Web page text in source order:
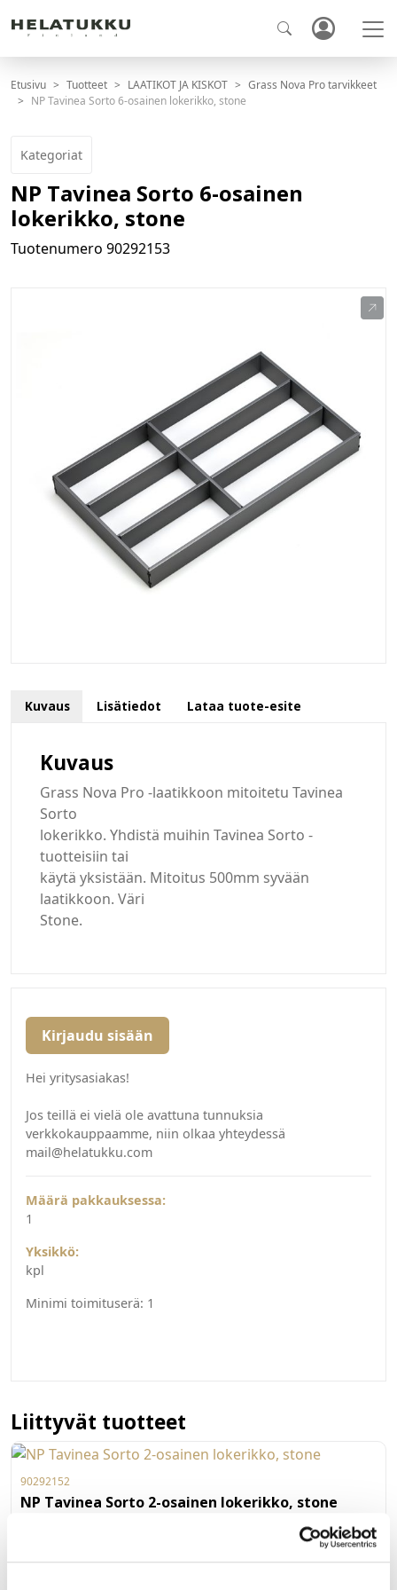
Etusivu Tuotteet LAATIKOT JA KISKOT
Grass Nova Pro tarvikkeet
NP Tavinea Sorto 6-osainen lokerikko, stone
Kategoriat
NP Tavinea Sorto 6-osainen
lokerikko, stone
Tuotenumero 90292153
Kuvaus Lisätiedot Lataa tuote-esite
Kuvaus
Grass Nova Pro -laatikkoon mitoitetu Tavinea
Sorto
lokerikko. Yhdistä muihin Tavinea Sorto -
tuotteisiin tai
käytä yksistään. Mitoitus 500mm syvään
laatikkoon. Väri
Stone.
Kirjaudu sisään
Hei yritysasiakas!
Jos teillä ei vielä ole avattuna tunnuksia
verkkokauppaamme, niin olkaa yhteydessä
mail@helatukku.com
Määrä pakkauksessa:
1
Yksikkö:
kpl
Minimi toimituserä: 1
Liittyvät tuotteet
90292152
NP Tavinea Sorto 2-osainen lokerikko, stone
Grass Nova Pro -laatikkoon mitoitetu Tavinea Sorto
lokerikko. Yhdistä muihin Tavinea Sorto -tuotteisiin tai käytä